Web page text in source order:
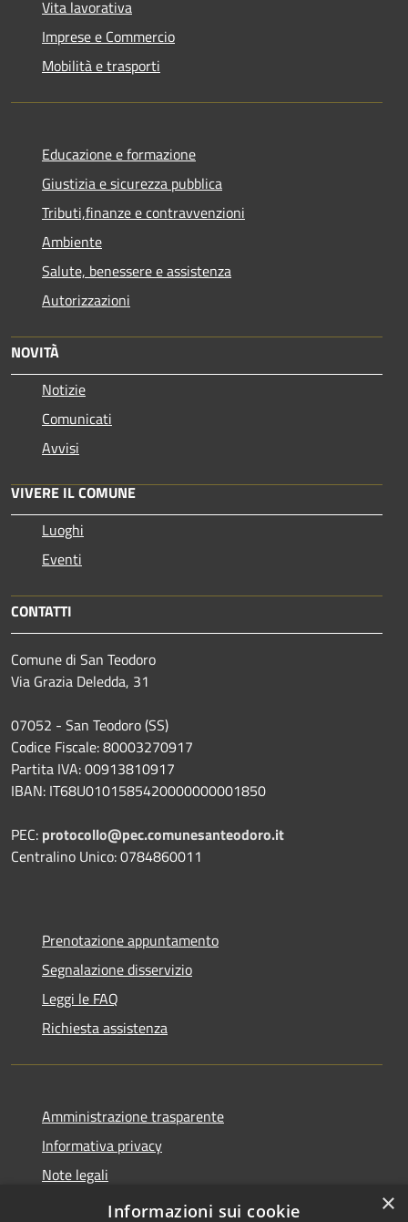
Vita lavorativa
Imprese e Commercio
Mobilità e trasporti
Educazione e formazione
Giustizia e sicurezza pubblica
Tributi,finanze e contravvenzioni
Ambiente
Salute, benessere e assistenza
Autorizzazioni
NOVITÀ
Notizie
Comunicati
Avvisi
VIVERE IL COMUNE
Luoghi
Eventi
CONTATTI
Comune di San Teodoro
Via Grazia Deledda, 31
07052 - San Teodoro (SS)
Codice Fiscale: 80003270917
Partita IVA: 00913810917
IBAN: IT68U0101585420000000001850
PEC: protocollo@pec.comunesanteodoro.it
Centralino Unico: 0784860011
Prenotazione appuntamento
Segnalazione disservizio
Leggi le FAQ
Richiesta assistenza
Amministrazione trasparente
Informativa privacy
Note legali
Dichiarazione di accessibilità
×
Informazioni sui cookie